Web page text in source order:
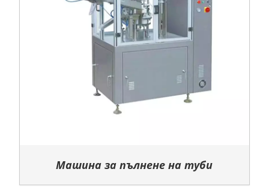
Машина за пълнене на туби